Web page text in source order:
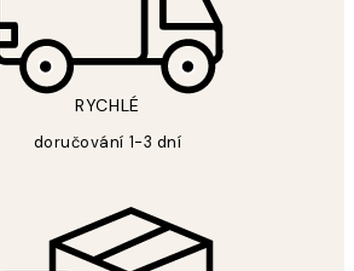
RYCHLÉ
doručování 1-3 dní